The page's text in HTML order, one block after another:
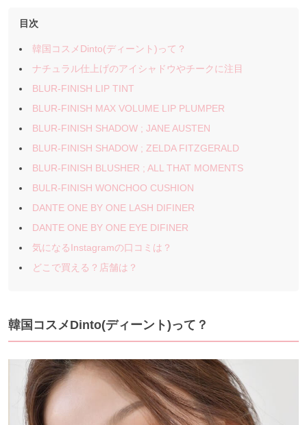
目次
韓国コスメDinto(ディーント)って？
ナチュラル仕上げのアイシャドウやチークに注目
BLUR-FINISH LIP TINT
BLUR-FINISH MAX VOLUME LIP PLUMPER
BLUR-FINISH SHADOW ; JANE AUSTEN
BLUR-FINISH SHADOW ; ZELDA FITZGERALD
BLUR-FINISH BLUSHER ; ALL THAT MOMENTS
BULR-FINISH WONCHOO CUSHION
DANTE ONE BY ONE LASH DIFINER
DANTE ONE BY ONE EYE DIFINER
気になるInstagramの口コミは？
どこで買える？店舗は？
韓国コスメDinto(ディーント)って？